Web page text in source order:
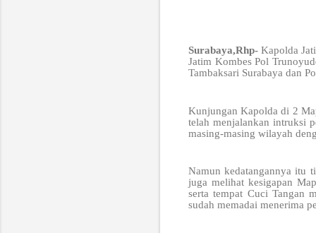
Surabaya,Rhp-Kapolda
Jatim Kombes Pol
Tambaksari Surabaya dan
Kunjungan Kapolda di 2
telah menjalankan intruksi
masing-masing wilayah
Namun kedatangannya itu
juga melihat kesigapan
serta tempat Cuci Tangan
sudah memadai menerima